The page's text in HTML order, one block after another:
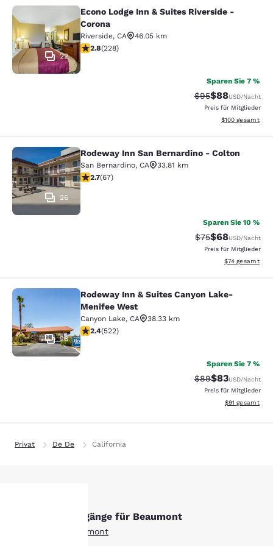
Econo Lodge Inn & Suites Riverside
22
Econo Lodge Inn & Suites Riverside -
Corona
Riverside, CA
46.05 km
2.76-Sterne-Bewertung. Mittelmäßig. 228 Bewertungen
2.8(228)
Sparen Sie 7 %
$95Vergünstigter
$88USD/Nacht
Preis für Mitglieder
Geschätzte
$100 gesamt
Rodeway Inn San Bernardino -
26
Rodeway Inn San Bernardino - Colton
San Bernardino, CA
33.81 km
2.72-Sterne-Bewertung. Mittelmäßig. 67 Bewertungen
2.7(67)
Sparen Sie 10 %
$75Vergünstigter
$68USD/Nacht
Preis für Mitglieder
Geschätzte
$74 gesamt
Rodeway Inn & Suites Canyon
26
Rodeway Inn & Suites Canyon Lake-
Menifee West
Canyon Lake, CA
38.33 km
2.43-Sterne-Bewertung. Mittelmäßig. 522
2.4(522)
Sparen Sie 7 %
$89Vergünstigter
$83USD/Nacht
Preis für Mitglieder
Geschätzte
$91 gesamt
Privat De De California
Andere Suchvorgänge für Beaumont
Alle Hotels in Beaumont